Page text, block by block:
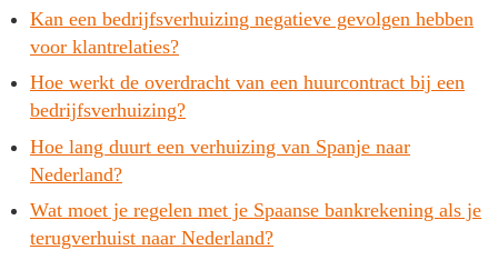
Kan een bedrijfsverhuizing negatieve gevolgen hebben
voor klantrelaties?
Hoe werkt de overdracht van een huurcontract bij een
bedrijfsverhuizing?
Hoe lang duurt een verhuizing van Spanje naar
Nederland?
Wat moet je regelen met je Spaanse bankrekening als je
terugverhuist naar Nederland?